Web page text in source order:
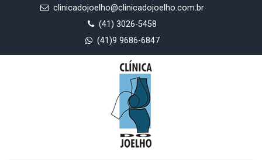
clinicadojoelho@clinicadojoelho.com.br
(41) 3026-5458
(41)9 9686-6847